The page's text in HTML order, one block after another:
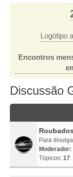
Logótipo
Encontros
Discussão
Roubados
Para
Moderador:
Tópicos: 17